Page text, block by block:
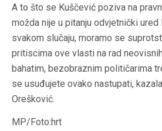
A to što se Kuščević poziva na
možda nije u pitanju odvjetnički ured
svakom slučaju, moramo se
pritiscima ove vlasti na rad
bahatim, bezobraznim političarima
se usuđujete ovako nastupati,
Orešković.
MP/Foto:hrt